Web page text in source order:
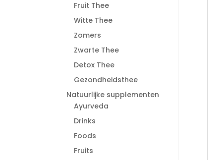
Fruit Thee
Witte Thee
Zomers
Zwarte Thee
Detox Thee
Gezondheidsthee
Natuurlijke supplementen
Ayurveda
Drinks
Foods
Fruits